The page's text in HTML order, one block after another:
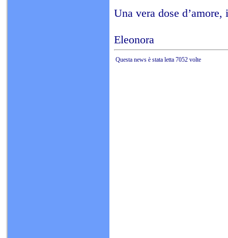
Una vera dose
Eleonora
Questa news è stata letta 7052 volte